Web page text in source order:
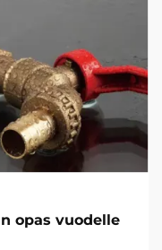
opas vuodelle